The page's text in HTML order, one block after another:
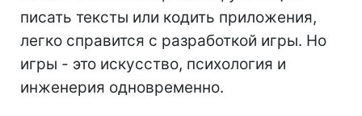
писать тексты или кодить приложения,
легко справится с разработкой игры. Но
игры - это искусство, психология и
инженерия одновременно.